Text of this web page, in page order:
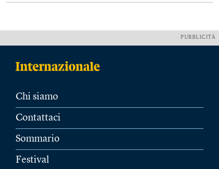
PUBBLICITÀ
Chi siamo
Contattaci
Sommario
Festival